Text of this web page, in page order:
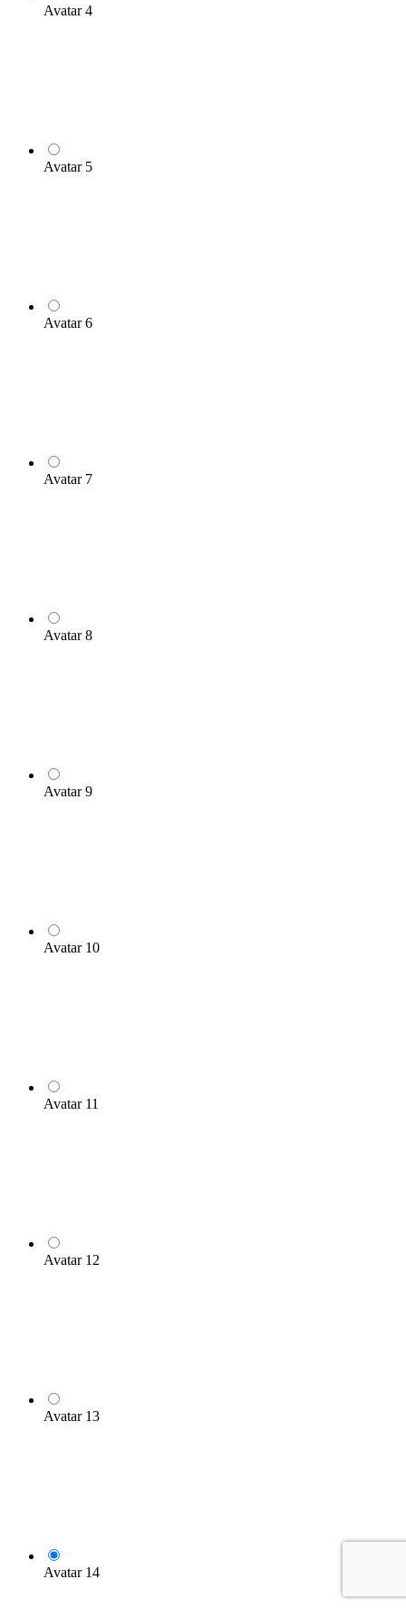
Avatar 4
Avatar 5
Avatar 6
Avatar 7
Avatar 8
Avatar 9
Avatar 10
Avatar 11
Avatar 12
Avatar 13
Avatar 14